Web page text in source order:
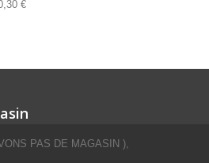
€
PAS DE MAGASIN ),